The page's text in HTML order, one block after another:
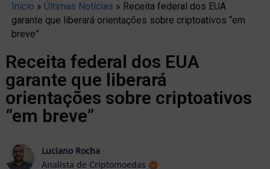
Início » Últimas Notícias » Receita federal dos EUA
garante que liberará orientações sobre criptoativos “em
breve”
Receita federal dos EUA
garante que liberará
orientações sobre criptoativos
“em breve”
Luciano Rocha
Analista de Criptomoedas